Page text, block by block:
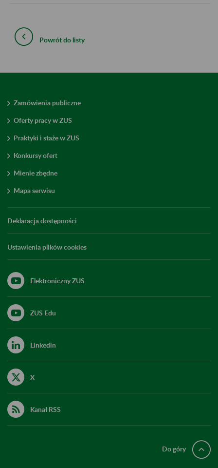
Powrót do listy
Zamówienia publiczne
Oferty pracy w ZUS
Praktyki i staże w ZUS
Konkursy ofert
Mienie zbędne
Mapa serwisu
Deklaracja dostępności
Ustawienia plików cookies
Elektroniczny ZUS
ZUS Edu
Linkedin
X
Kanał RSS
Do góry